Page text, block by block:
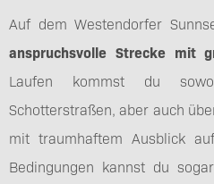
Auf dem Westendorfer
anspruchsvolle Strecke mit
Laufen kommst du
Schotterstraßen, aber auch
mit traumhaftem Ausblick
Bedingungen kannst du